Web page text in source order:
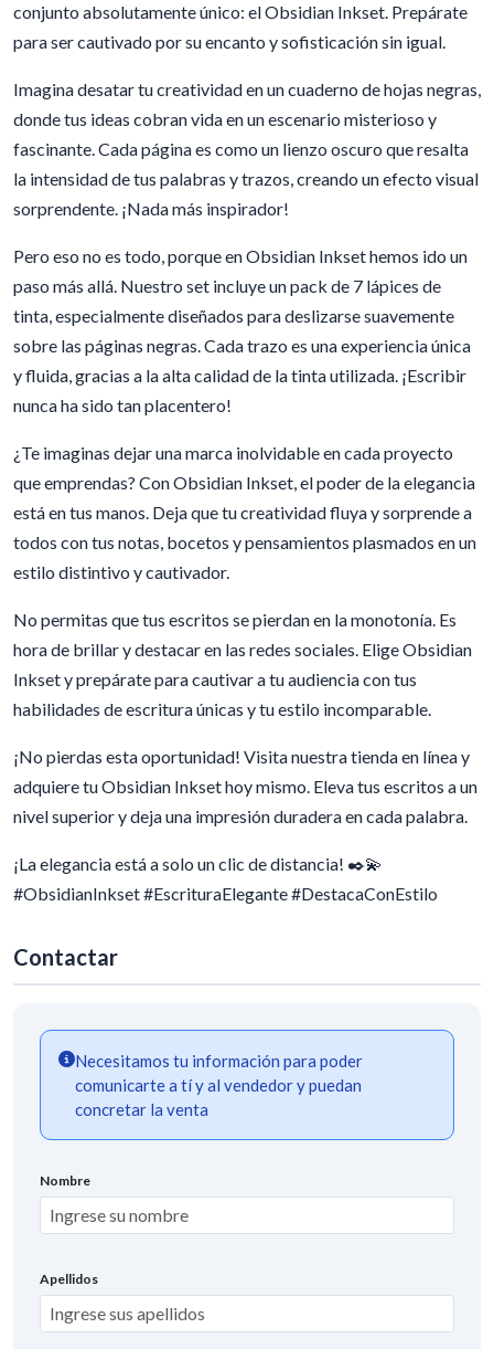
conjunto absolutamente único: el Obsidian Inkset. Prepárate
para ser cautivado por su encanto y sofisticación sin igual.
Imagina desatar tu creatividad en un cuaderno de hojas negras,
donde tus ideas cobran vida en un escenario misterioso y
fascinante. Cada página es como un lienzo oscuro que resalta
la intensidad de tus palabras y trazos, creando un efecto visual
sorprendente. ¡Nada más inspirador!
Pero eso no es todo, porque en Obsidian Inkset hemos ido un
paso más allá. Nuestro set incluye un pack de 7 lápices de
tinta, especialmente diseñados para deslizarse suavemente
sobre las páginas negras. Cada trazo es una experiencia única
y fluida, gracias a la alta calidad de la tinta utilizada. ¡Escribir
nunca ha sido tan placentero!
¿Te imaginas dejar una marca inolvidable en cada proyecto
que emprendas? Con Obsidian Inkset, el poder de la elegancia
está en tus manos. Deja que tu creatividad fluya y sorprende a
todos con tus notas, bocetos y pensamientos plasmados en un
estilo distintivo y cautivador.
No permitas que tus escritos se pierdan en la monotonía. Es
hora de brillar y destacar en las redes sociales. Elige Obsidian
Inkset y prepárate para cautivar a tu audiencia con tus
habilidades de escritura únicas y tu estilo incomparable.
¡No pierdas esta oportunidad! Visita nuestra tienda en línea y
adquiere tu Obsidian Inkset hoy mismo. Eleva tus escritos a un
nivel superior y deja una impresión duradera en cada palabra.
¡La elegancia está a solo un clic de distancia! ✒️💫
#ObsidianInkset #EscrituraElegante #DestacaConEstilo
Contactar
Necesitamos tu información para poder
comunicarte a tí y al vendedor y puedan
concretar la venta
Nombre
Apellidos